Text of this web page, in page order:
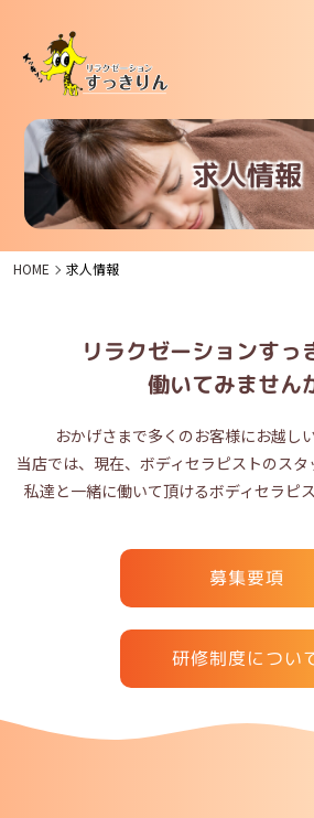
求人情報
HOME 求人情報
リラクゼーションすっ
働いてみません
おかげさまで多くのお客様にお越し
当店では、現在、ボディセラピストのスタ
私達と一緒に働いて頂けるボディセラピ
募集要項
研修制度につい